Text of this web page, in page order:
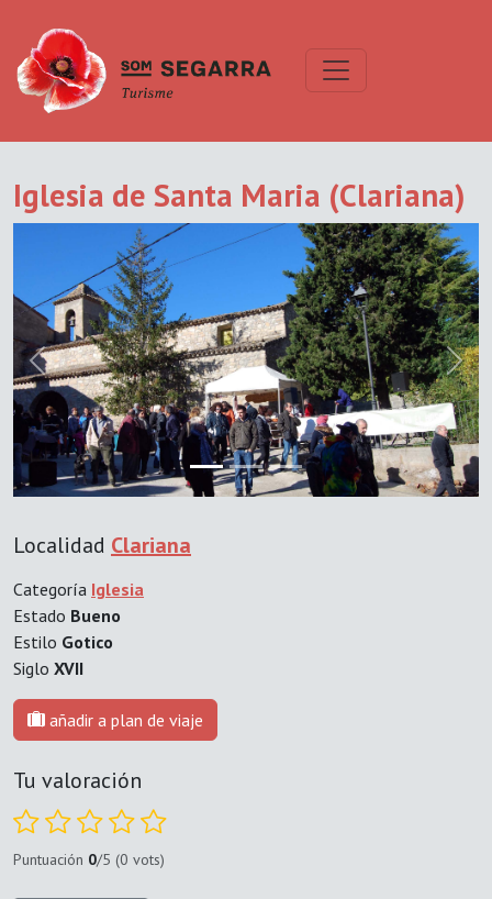
Iglesia de Santa Maria (Clariana)
Previous Next
Localidad Clariana
Categoría Iglesia
Estado Bueno
Estilo Gotico
Siglo XVII
añadir a plan de viaje
Tu valoración
Puntuación 0/5 (0 vots)